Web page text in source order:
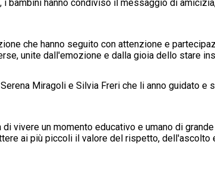
hanno condiviso il messaggio di
che hanno seguito con attenzione e
unite dall'emozione e dalla gioia dello stare
Miragoli e Silvia Freri che li anno guidato
vivere un momento educativo e umano di
ai più piccoli il valore del rispetto,